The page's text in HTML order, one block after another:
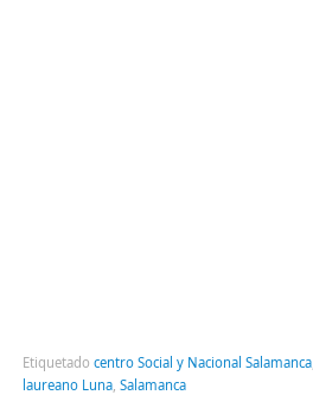
Etiquetado centro Social y Nacional Salamanca,
laureano Luna, Salamanca